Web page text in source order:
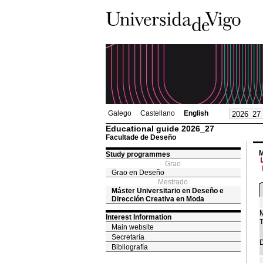
Galego Castellano English
Educational guide 2026_27
Facultade de Deseño
Study programmes
Grao
Grao en Deseño
Mestrado
Máster Universitario en Deseño e
Dirección Creativa en Moda
Interest Information
Main website
Secretaría
Bibliografía